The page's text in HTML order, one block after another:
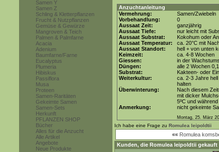
Samen Y
Samen Z
Schling & Kletterpflanzen
Frucht & Nutzpflanzen
Gemüse & Gewürze
Mangroven & Teich
Palmen & Palmfarne
Acacia
Adenium
Baumfarne/Farne
Eucalyptus
Plumeria
Hibiskus
Passiflora
Musa
Proteen
Samen-Raritäten
Gekeimte Samen
Samen-Sets
Herkunft
PFLANZEN SHOP
Bücher
Alles für die Anzucht
Alle Artikel
Angebote
Neue Produkte
Anzuchtanleitung
Vermehrung:
Samen/Zwiebeln
Vorbehandlung:
0
Aussaat Zeit:
ganzjährig
Aussaat Tiefe:
nur leicht mit
Aussaat Substrat:
Kokohum oder
Aussaat Temperatur:
ca. 20°C mit
Aussaat Standort:
hell + von unten
Keimzeit:
ca. 4-8 Wochen
Giessen:
in der
Düngen:
alle 2 Wochen
Substrat:
Kakteen- oder
Weiterkultur:
ca. 2-3 Jahre
halten
Überwinterung:
Nach diesem
mit dicker
5ºC und
Anmerkung:
nicht gekeimte
Montag, 25. März
Ich habe eine Frage zu Romulea leipoldtii
«« Romulea
Kunden, die Romulea leipoldtii gekauft